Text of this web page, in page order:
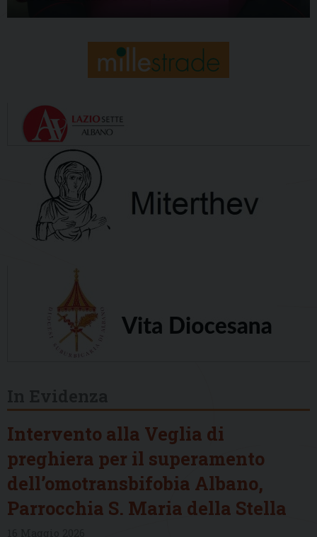
Intervento alla Veglia di
preghiera per il superamento
dell’omotransbifobia Albano,
Parrocchia S. Maria della Stella